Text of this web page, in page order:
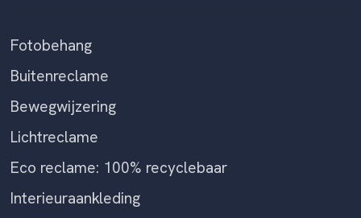
Fotobehang
Buitenreclame
Bewegwijzering
Lichtreclame
Eco reclame: 100% recyclebaar
Interieuraankleding